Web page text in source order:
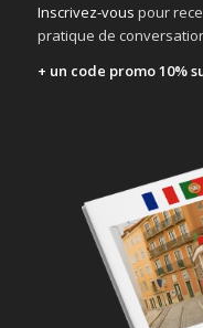
Inscrivez-vous pour
pratique de
+ un code promo 10%